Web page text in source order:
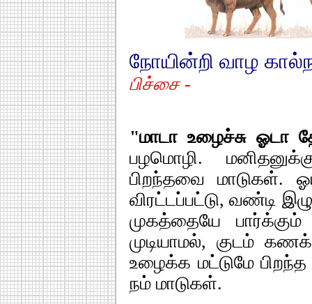
நோயின்றி வாழ
பிச்சை -
"மாடா உழைச்சு ஓடா
பழமொழி.
பிறந்தவை மாடுகள்.
விரட்டப்பட்டு, வண்டி
முகத்தையே
முடியாமல், குடம்
உழைக்க மட்டுமே பிறந்த
நம் மாடுகள்.